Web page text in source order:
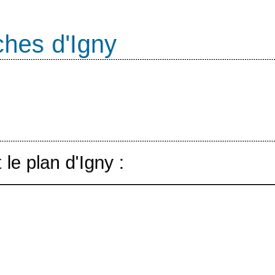
d'Igny
le plan d'Igny :